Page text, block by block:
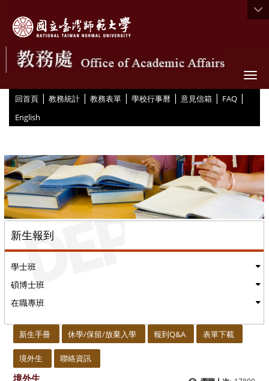
回首頁 | 教務統計 | 教務表單 | 學校行事曆 | 意見信箱 | FAQ |
English
新生報到
學士班
碩博士班
在職專班
新生手冊 休學/保留/放棄入學 報到Q&A 表單下載
境外生 聯絡資訊
境外生